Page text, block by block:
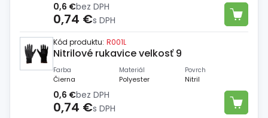
0,6 €bez DPH
0,74 €s DPH
Kód produktu: R001L
Nitrilové rukavice velkosť 9
Farba
Čierna
Materiál
Polyester
Povrch
Nitril
0,6 €bez DPH
0,74 €s DPH